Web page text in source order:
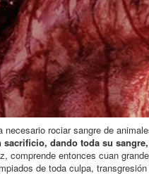
necesario rociar sangre de
dando toda su
comprende entonces cuan
de toda culpa,